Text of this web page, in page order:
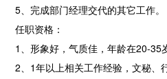
5、完成部门经理交代的其它工作。
任职资格：
1、形象好，气质佳，年龄在20-35
2、1年以上相关工作经验，文秘、